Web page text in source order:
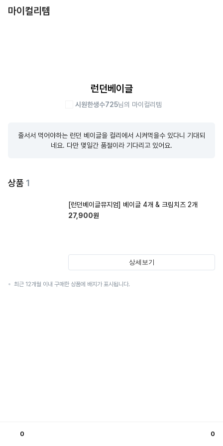
마이컬리템
런던베이글
시원한생수725님의 마이컬리템
줄서서 먹어야하는 런던 베이글을 컬리에서 시켜먹을수 있다니 기대되
네요. 다만 몇일간 품절이라 기다리고 있어요.
상품 1
[런던베이글뮤지엄] 베이글 4개 & 크림치즈 2개
27,900원
상세보기
최근 12개월 이내 구매한 상품에 배지가 표시됩니다.
0 0